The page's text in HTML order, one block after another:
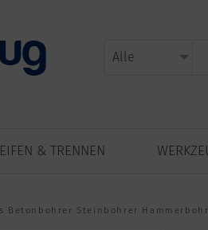
& TRENNEN
Betonbohrer Steinbohrer